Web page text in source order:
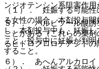
ンジオテンシン系阻害作用
５）． バルビツール酸誘
ことがある（これらの薬
るヒドロクロロチアジド
６）． あへんアルカロイ
（１）． 妊娠する可能性
る女性の場合、本剤投与
し、本剤投与中も、妊娠
こと。投与中に妊娠が判
すること。